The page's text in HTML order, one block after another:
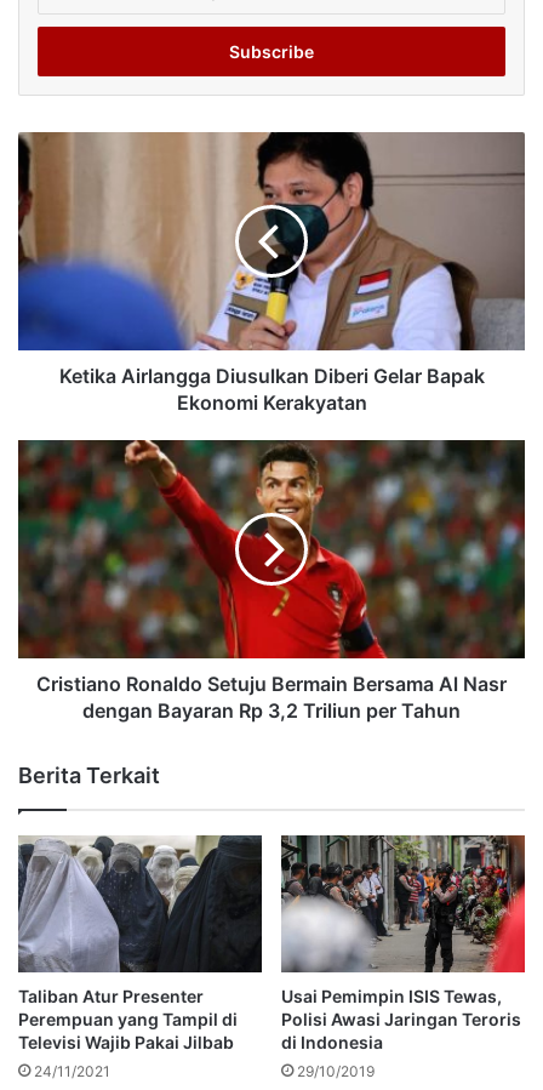
Email
Ketika Airlangga Diusulkan Diberi Gelar Bapak
Ekonomi Kerakyatan
Cristiano Ronaldo Setuju Bermain Bersama Al Nasr
dengan Bayaran Rp 3,2 Triliun per Tahun
Berita Terkait
Taliban Atur Presenter
Perempuan yang Tampil di
Televisi Wajib Pakai Jilbab
24/11/2021
Usai Pemimpin ISIS Tewas,
Polisi Awasi Jaringan Teroris
di Indonesia
29/10/2019